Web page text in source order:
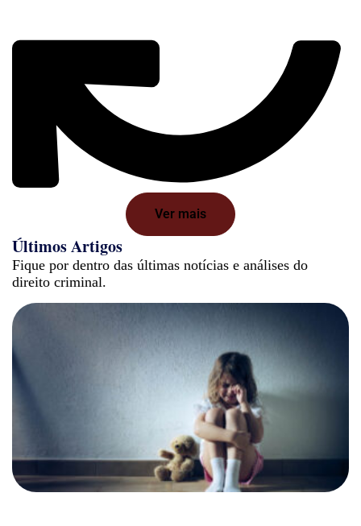
Ver mais
Últimos Artigos
Fique por dentro das últimas notícias e análises do
direito criminal.